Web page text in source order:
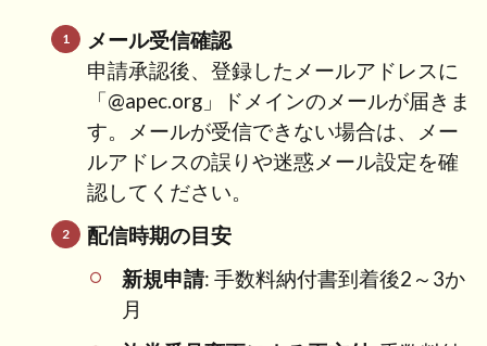
メール受信確認
申請承認後、登録したメールアドレスに
「@apec.org」ドメインのメールが届きま
す。メールが受信できない場合は、メー
ルアドレスの誤りや迷惑メール設定を確
認してください。
配信時期の目安
新規申請: 手数料納付書到着後2～3か
月